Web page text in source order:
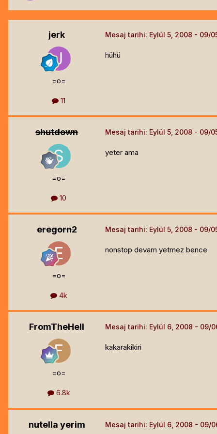
jerk
=o=
11
Mesaj tarihi: Eylül 5, 2008
hühü
shutdown
=o=
10
Mesaj tarihi: Eylül 5, 2008
yeter ama
eregorn2
=o=
4k
Mesaj tarihi: Eylül 5, 2008
nonstop devam yetmez bence
FromTheHell
=o=
6.8k
Mesaj tarihi: Eylül 6, 2008
kakarakikiri
nutella yerim Mesaj tarihi: Eylül 6, 2008